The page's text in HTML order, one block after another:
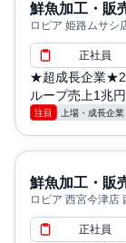
鮮魚加工・販
ロピア 姫路ムサシ
正社員
★超成長企業
ループ売上1兆
注目 上場・成長企業
鮮魚加工・販
ロピア 西宮今津店
正社員